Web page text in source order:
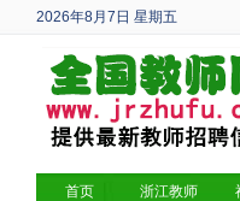
2026年8月7日 星期五
丙午年 六月廿五
首页 浙江教师